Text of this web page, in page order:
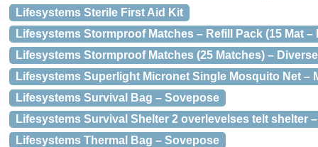
Lifesystems Sterile First Aid Kit
Lifesystems Stormproof Matches – Refill Pack (15 Mat
Lifesystems Stormproof Matches (25 Matches) – Diverse
Lifesystems Superlight Micronet Single Mosquito Net –
Lifesystems Survival Bag – Sovepose
Lifesystems Survival Shelter 2 overlevelses telt shelter
Lifesystems Thermal Bag – Sovepose